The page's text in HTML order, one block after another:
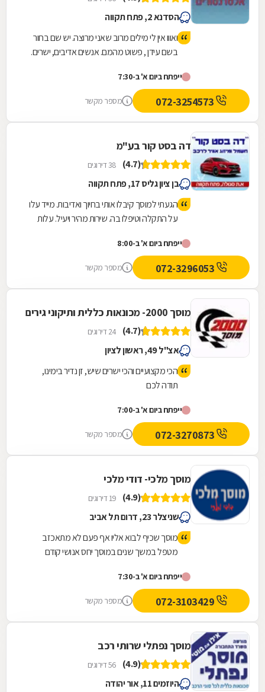
הסדנא 2, פתח תקווה
ואווו אין לי מילים מרוב שאני מרוצה. יש שם בחור
בשם עידן , פשוט מהמם. אנשים אדיבים, ישרים.
ייפתח ביום א' ב-7:30
מספר מקשר
דה בסט קור בע"מ
(4.7) 38 דירוגים
בן ציון גליס 17, פתח תקווה
הגעתי למוסך קיבלו אותי בחיוך ואדיבות. מייד עלו
על התקלה וטיפלו בה. שירות מהיר ויעיל. עלות
ונעימה :-)
ייפתח ביום א' ב-8:00
מספר מקשר
מוסך 2000- מכונאות כללית ותיקוני גירים
(4.7) 24 דירוגים
אצ"ל 49, ראשון לציון
הכי מקצועיים והכי ישרים שיש, זן נדיר בימינו,
תודה לכם
ייפתח ביום א' ב-7:00
מספר מקשר
מוסך מלכי- דודי מלכי
(4.9) 19 דירוגים
שניצלר 23, דרום תל אביב
מוסך שכיף לבוא אליו אף פעם לא מתאכזב
מטפל במשך שנים במוסך יחס אנושי קודם
מוסכים לא היו פותרים ולא מיתעסקים ברכב
שכבר כימעט 20 שנה על הכביש.דודי בעצמו
מנהל מוסך פתר את הבעיה של התנעת הרכב
איש מקסים ומיקצוען אמיתי
ייפתח ביום א' ב-7:30
מספר מקשר
מוסך נפתלי שרותי רכב
(4.9) 56 דירוגים
היוזמים 11, אור יהודה